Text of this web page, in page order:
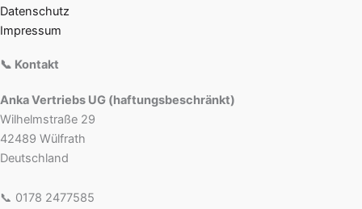
Datenschutz
Impressum
📞 Kontakt
Anka Vertriebs UG (haftungsbeschränkt)
Wilhelmstraße 29
42489 Wülfrath
Deutschland
📞 0178 2477585